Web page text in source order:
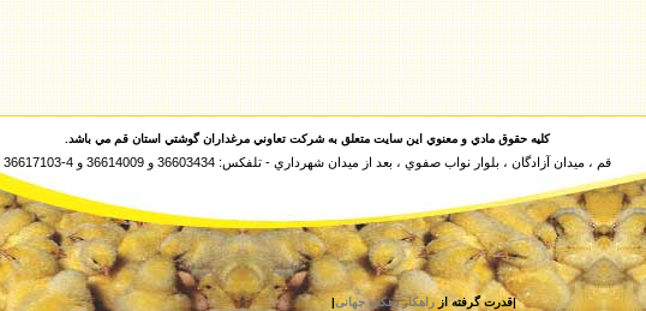
کليه حقوق مادي و معنوي اين سايت متعلق به شرکت تعاوني مرغداران گوشتي استان قم مي باشد.
قم ، ميدان آزادگان ، بلوار نواب صفوي ، بعد از ميدان شهرداري - تلفكس: 36603434 و 36614009 و 4-36617103
|قدرت گرفته ازراهکار دهکده جهانی|